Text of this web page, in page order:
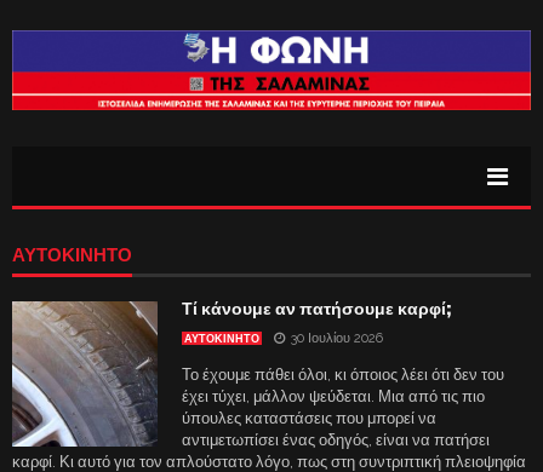
ΑΥΤΟΚΙΝΗΤΟ
Τί κάνουμε αν πατήσουμε καρφί;
ΑΥΤΟΚΙΝΗΤΟ 30 Ιουλίου 2026
Το έχουμε πάθει όλοι, κι όποιος λέει ότι δεν του
έχει τύχει, μάλλον ψεύδεται. Μια από τις πιο
ύπουλες καταστάσεις που μπορεί να
αντιμετωπίσει ένας οδηγός, είναι να πατήσει
καρφί. Κι αυτό για τον απλούστατο λόγο, πως στη συντριπτική πλειοψηφία